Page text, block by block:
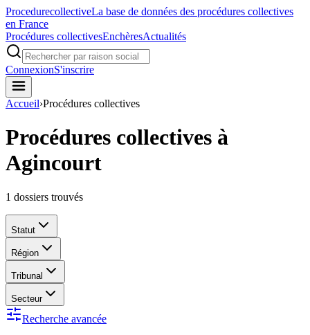
ProcedurecollectiveLa base de données des procédures collectives
en France
Procédures collectivesEnchèresActualités
ConnexionS'inscrire
Accueil›Procédures collectives
Procédures collectives à
Agincourt
1 dossiers trouvés
Statut
Région
Tribunal
Secteur
Recherche avancée